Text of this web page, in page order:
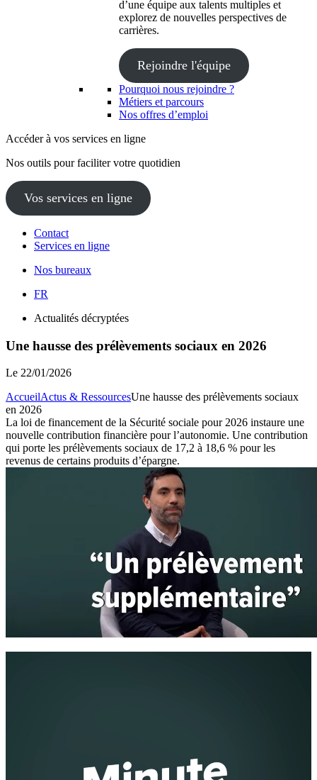
d’une équipe aux talents multiples et
explorez de nouvelles perspectives de
carrières.
Rejoindre l'équipe
Pourquoi nous rejoindre ?
Métiers et parcours
Nos offres d’emploi
Accéder à vos services en ligne
Nos outils pour faciliter votre quotidien
Vos services en ligne
Contact
Services en ligne
Nos bureaux
FR
Actualités décryptées
Une hausse des prélèvements sociaux en 2026
Le 22/01/2026
AccueilActus & RessourcesUne hausse des prélèvements sociaux
en 2026
La loi de financement de la Sécurité sociale pour 2026 instaure une
nouvelle contribution financière pour l’autonomie. Une contribution
qui porte les prélèvements sociaux de 17,2 à 18,6 % pour les
revenus de certains produits d’épargne.